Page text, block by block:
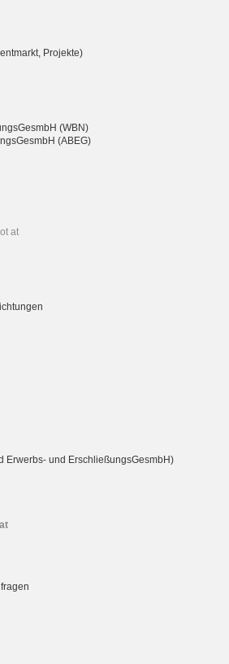
Projekte)
(WBN)
(ABEG)
at
Erwerbs- und ErschließungsGesmbH)